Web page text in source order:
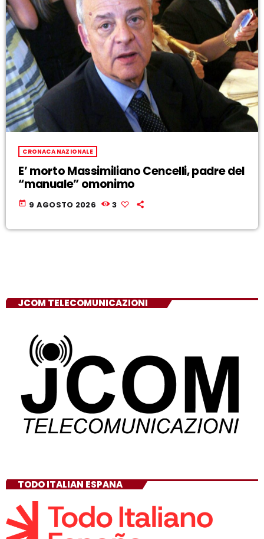
CRONACA NAZIONALE
E’ morto Massimiliano Cencelli, padre del
“manuale” omonimo
today 9 AGOSTO 2026 3
JCOM TELECOMUNICAZIONI
TODO ITALIAN ESPANA